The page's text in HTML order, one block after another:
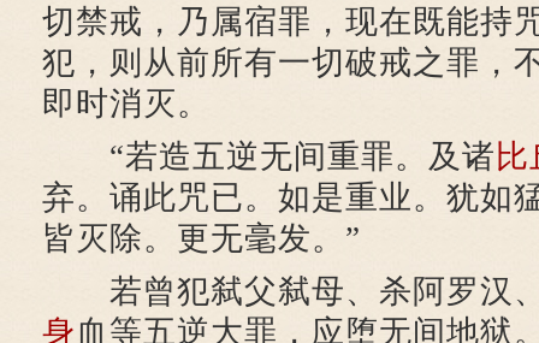
切禁戒，乃属宿罪，现在既能持
犯，则从前所有一切破戒之罪，
即时消灭。
“若造五逆无间重罪。及诸 比
弃。诵此咒已。如是重业。犹如
皆灭除。更无毫发。”
若曾犯弑父弑母、杀阿罗汉
身 血等五逆大罪，应堕无间地狱